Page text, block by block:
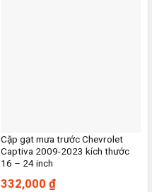
Cặp gạt mưa trước Chevrolet
Captiva 2009-2023 kích thước
16 – 24 inch
332,000 ₫